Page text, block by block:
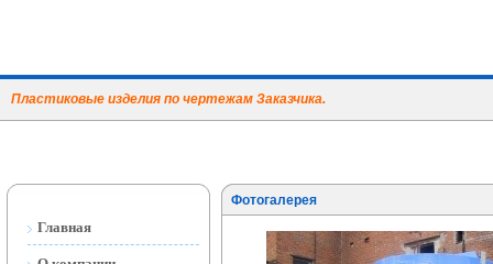
Пластиковые изделия по чертежам Заказчика.
Главная
Фотогалерея